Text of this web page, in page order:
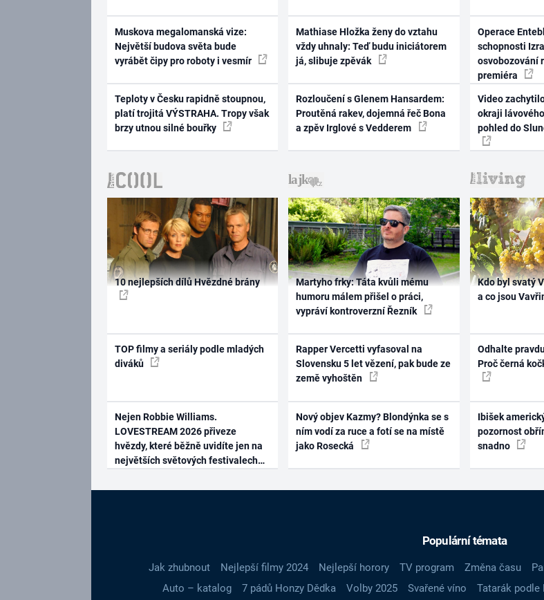
Muskova megalomanská vize:
Největší budova světa bude
vyrábět čipy pro roboty i vesmír
Teploty v Česku rapidně stoupnou,
platí trojitá VÝSTRAHA. Tropy však
brzy utnou silné bouřky
Mathiase Hložka ženy do vztahu
vždy uhnaly: Teď budu iniciátorem
já, slibuje zpěvák
Rozloučení s Glenem Hansardem:
Proutěná rakev, dojemná řeč Bona
a zpěv Irglové s Vedderem
Operace
schopnosti
osvobozování
premiéra
Video
okraji
pohled do
10 nejlepších dílů Hvězdné brány
TOP filmy a seriály podle mladých
diváků
Nejen Robbie Williams.
LOVESTREAM 2026 přiveze
hvězdy, které běžně uvidíte jen na
největších světových festivalech
Martyho frky: Táta kvůli mému
humoru málem přišel o práci,
vypráví kontroverzní Řezník
Rapper Vercetti vyfasoval na
Slovensku 5 let vězení, pak bude ze
země vyhoštěn
Nový objev Kazmy? Blondýnka se s
ním vodí za ruce a fotí se na místě
jako Rosecká
Kdo byl svatý
a co jsou
Odhalte
Proč černá
Ibišek
pozornost
snadno
Populární témata
Jak zhubnout Nejlepší filmy 2024 Nejlepší horory TV program Změna času
Auto – katalog
7 pádů Honzy Dědka Volby 2025 Svařené víno Tatarák podle